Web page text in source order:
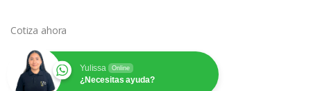
Cotiza ahora
Yulissa Online
¿Necesitas ayuda?